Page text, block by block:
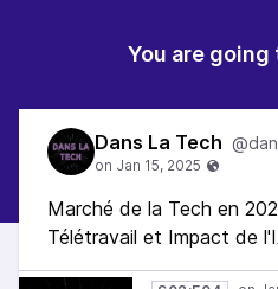
You are
Dans La Tech
Marché de la Tech en
Télétravail et Impact de